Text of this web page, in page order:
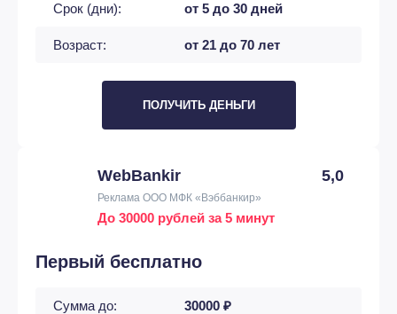
Срок (дни): от 5 до 30 дней
Возраст: от 21 до 70 лет
ПОЛУЧИТЬ ДЕНЬГИ
WebBankir 5,0
Реклама ООО МФК «Вэббанкир»
До 30000 рублей за 5 минут
Первый бесплатно
Сумма до: 30000 ₽